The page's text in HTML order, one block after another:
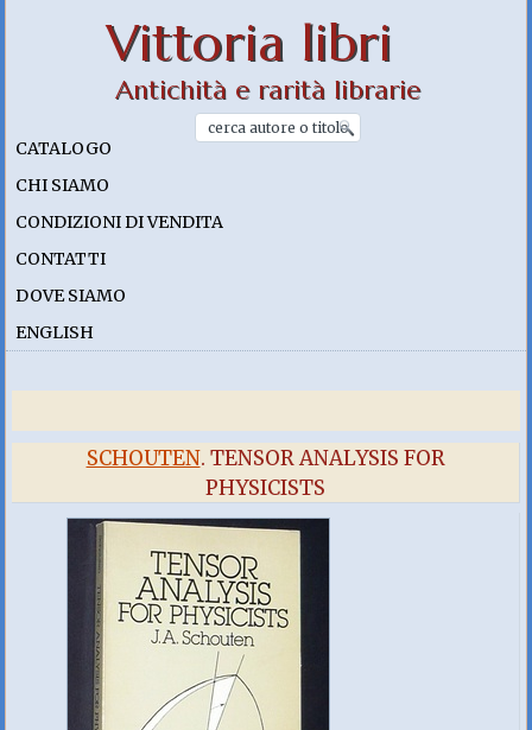
Vittoria libri
Antichità e rarità librarie
CATALOGO
CHI SIAMO
CONDIZIONI DI VENDITA
CONTATTI
DOVE SIAMO
ENGLISH
SCHOUTEN. TENSOR ANALYSIS FOR
PHYSICISTS